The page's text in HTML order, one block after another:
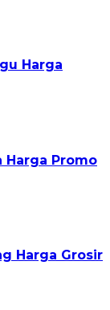
Harga
Harga Promo
Harga Grosir